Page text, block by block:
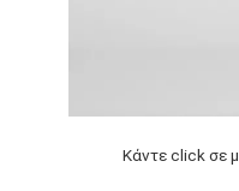
Κάντε click σε